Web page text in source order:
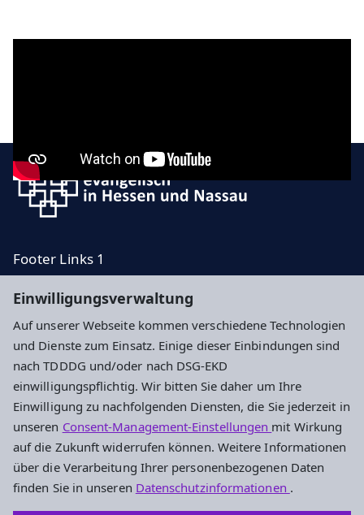
Einwilligungsverwaltung
Auf unserer Webseite kommen verschiedene Technologien
und Dienste zum Einsatz. Einige dieser Einbindungen sind
nach TDDDG und/oder nach DSG-EKD
einwilligungspflichtig. Wir bitten Sie daher um Ihre
Einwilligung zu nachfolgenden Diensten, die Sie jederzeit in
unseren Consent-Management-Einstellungen mit Wirkung
auf die Zukunft widerrufen können. Weitere Informationen
über die Verarbeitung Ihrer personenbezogenen Daten
finden Sie in unseren Datenschutzinformationen .
Footer Links 1
Footer Rechts 1
Footer Rechts 2
Impressum Datenschutz Cookie-Einstellungen
Stabsbereich Chancengleichheit
Paulusplatz 1
64285 Darmstadt